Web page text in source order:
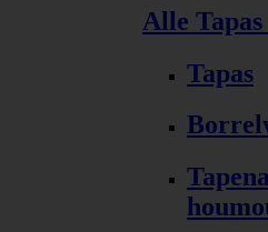
Alle
Tapas